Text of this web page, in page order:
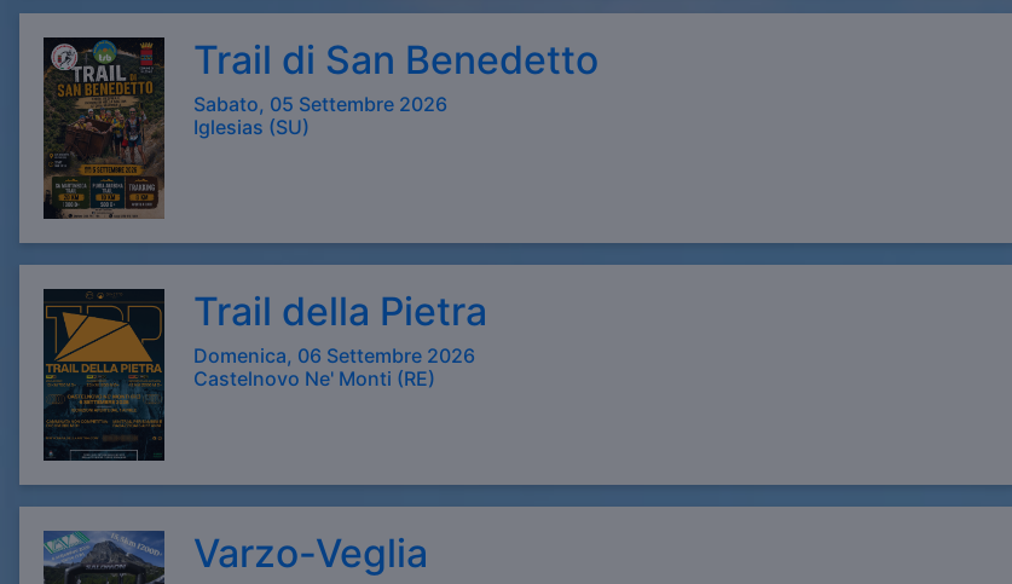
Trail di San Benedetto
Sabato, 05 Settembre 2026
Iglesias (SU)
Trail della Pietra
Domenica, 06 Settembre 2026
Castelnovo Ne' Monti (RE)
Varzo-Veglia